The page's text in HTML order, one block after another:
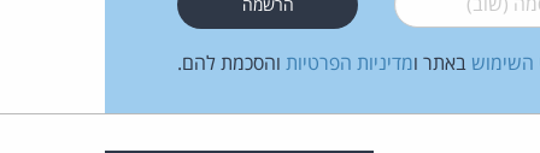
פרל
השימוש באתר ומדיניות הפרטיות והסכמת להם.